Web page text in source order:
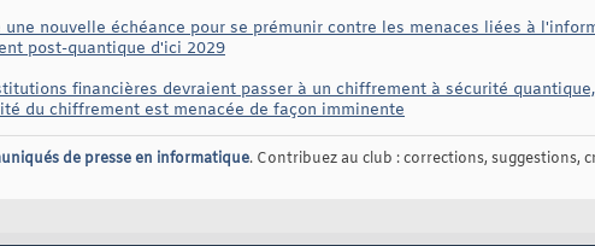
une nouvelle échéance pour se prémunir contre les menaces liées à
post-quantique d'ici 2029
financières devraient passer à un chiffrement à sécurité
du chiffrement est menacée de façon imminente
de presse en informatique. Contribuez au club : corrections, suggestions,